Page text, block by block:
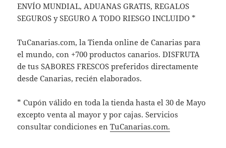
ENVÍO MUNDIAL, ADUANAS GRATIS, REGALOS
SEGUROS y SEGURO A TODO RIESGO INCLUIDO *
TuCanarias.com, la Tienda online de Canarias para
el mundo, con +700 productos canarios. DISFRUTA
de tus SABORES FRESCOS preferidos directamente
desde Canarias, recién elaborados.
* Cupón válido en toda la tienda hasta el 30 de Mayo
excepto venta al mayor y por cajas. Servicios
consultar condiciones enTuCanarias.com.